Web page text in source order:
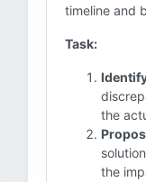
timeline and
Task:
the
the